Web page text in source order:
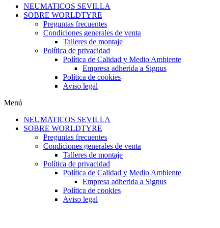
NEUMATICOS SEVILLA
SOBRE WORLDTYRE
Preguntas frecuentes
Condiciones generales de venta
Talleres de montaje
Política de privacidad
Política de Calidad y Medio Ambiente
Empresa adherida a Signus
Política de cookies
Aviso legal
Menú
NEUMATICOS SEVILLA
SOBRE WORLDTYRE
Preguntas frecuentes
Condiciones generales de venta
Talleres de montaje
Política de privacidad
Política de Calidad y Medio Ambiente
Empresa adherida a Signus
Política de cookies
Aviso legal